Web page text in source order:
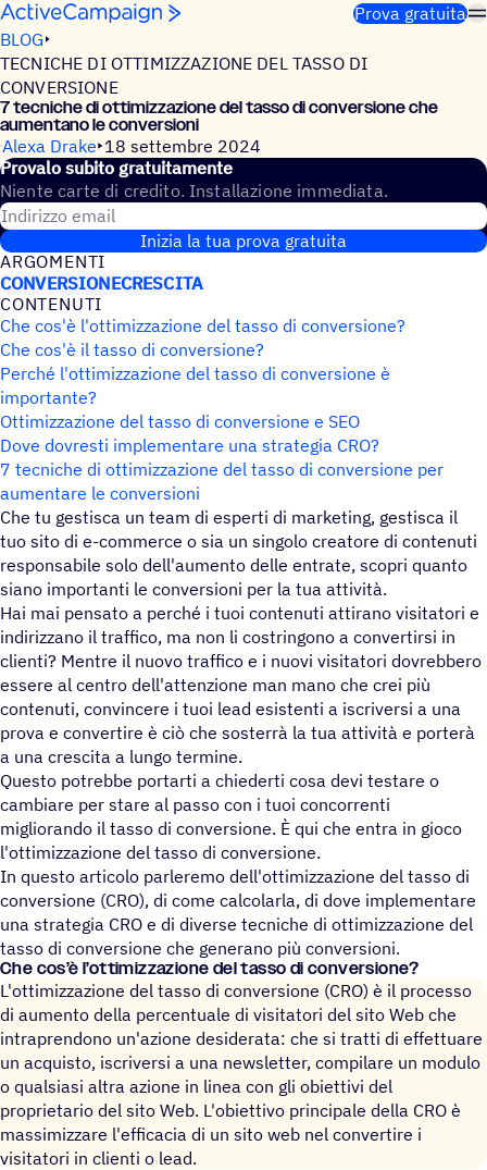
Salta al contenuto
Prova gratuita
BLOG
TECNICHE DI OTTIMIZZAZIONE DEL TASSO DI
CONVERSIONE
7 tecni­che di otti­miz­za­zione del tasso di conver­sione che
aumen­tano le conversioni
Alexa Drake 18 settembre 2024
Provalo subito gratuitamente
Niente carte di credito. Installazione immediata.
Indirizzo email
Inizia la tua prova gratuita
ARGO­MENTI
CONVERSIONECRESCITA
CONTE­NUTI
Che cos'è l'ottimizzazione del tasso di conversione?
Che cos'è il tasso di conversione?
Perché l'ottimizzazione del tasso di conversione è
importante?
Ottimizzazione del tasso di conversione e SEO
Dove dovresti implementare una strategia CRO?
7 tecniche di ottimizzazione del tasso di conversione per
aumentare le conversioni
Che tu gestisca un team di esperti di marketing, gestisca il
tuo sito di e-commerce o sia un singolo creatore di contenuti
responsabile solo dell'aumento delle entrate, scopri quanto
siano importanti le conversioni per la tua attività.
Hai mai pensato a perché i tuoi contenuti attirano visitatori e
indirizzano il traffico, ma non li costringono a convertirsi in
clienti? Mentre il nuovo traffico e i nuovi visitatori dovrebbero
essere al centro dell'attenzione man mano che crei più
contenuti, convincere i tuoi lead esistenti a iscriversi a una
prova e convertire è ciò che sosterrà la tua attività e porterà
a una crescita a lungo termine.
Questo potrebbe portarti a chiederti cosa devi testare o
cambiare per stare al passo con i tuoi concorrenti
migliorando il tasso di conversione. È qui che entra in gioco
l'ottimizzazione del tasso di conversione.
In questo articolo parleremo dell'ottimizzazione del tasso di
conversione (CRO), di come calcolarla, di dove implementare
una strategia CRO e di diverse tecniche di ottimizzazione del
tasso di conversione che generano più conversioni.
Che cos’è l’ot­ti­miz­za­zione del tasso di conversione?
L'ottimizzazione del tasso di conversione (CRO) è il processo
di aumento della percentuale di visitatori del sito Web che
intraprendono un'azione desiderata: che si tratti di effettuare
un acquisto, iscriversi a una newsletter, compilare un modulo
o qualsiasi altra azione in linea con gli obiettivi del
proprietario del sito Web. L'obiettivo principale della CRO è
massimizzare l'efficacia di un sito web nel convertire i
visitatori in clienti o lead.